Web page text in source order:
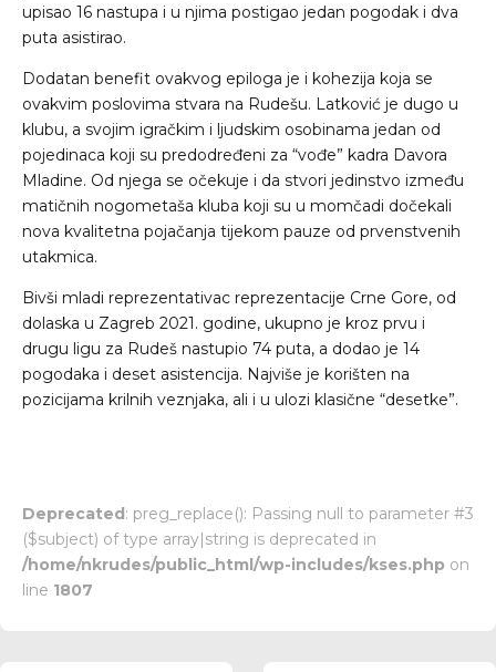
upisao 16 nastupa i u njima postigao jedan pogodak i dva
puta asistirao.
Dodatan benefit ovakvog epiloga je i kohezija koja se
ovakvim poslovima stvara na Rudešu. Latković je dugo u
klubu, a svojim igračkim i ljudskim osobinama jedan od
pojedinaca koji su predodređeni za “vođe” kadra Davora
Mladine. Od njega se očekuje i da stvori jedinstvo između
matičnih nogometaša kluba koji su u momčadi dočekali
nova kvalitetna pojačanja tijekom pauze od prvenstvenih
utakmica.
Bivši mladi reprezentativac reprezentacije Crne Gore, od
dolaska u Zagreb 2021. godine, ukupno je kroz prvu i
drugu ligu za Rudeš nastupio 74 puta, a dodao je 14
pogodaka i deset asistencija. Najviše je korišten na
pozicijama krilnih veznjaka, ali i u ulozi klasične “desetke”.
Deprecated: preg_replace(): Passing null to parameter #3
($subject) of type array|string is deprecated in
/home/nkrudes/public_html/wp-includes/kses.php on
line 1807